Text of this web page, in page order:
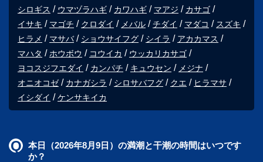
シロギス
ウマヅラハギ カワハギ マアジ
カサゴ
イサキ
マゴチ クロダイ メバル チダイ マダコ
スズキ
ヒラメ
マサバ ショウサイフグ シイラ
アカカマス
マハタ
ホウボウ コウイカ
ウッカリカサゴ
ヨコスジフエダイ
カンパチ キュウセン
メジナ
オニオコゼ
カナガシラ シロサバフグ クエ
ヒラマサ
イシダイ
ケンサキイカ
本日（2026年8月9日）の満潮と干潮の時間はいつです
か？